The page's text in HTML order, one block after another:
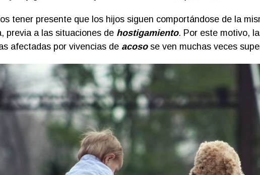
tener presente que los hijos siguen comportándose de la
previa a las situaciones de hostigamiento. Por este motivo,
afectadas por vivencias de acosose ven muchas veces